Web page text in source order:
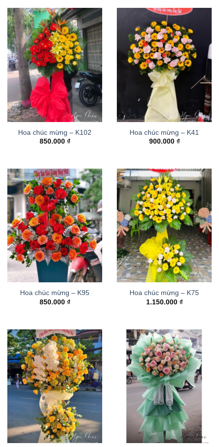
Hoa chúc mừng – K102
850.000 ₫
Hoa chúc mừng – K41
900.000 ₫
Hoa chúc mừng – K95
850.000 ₫
Hoa chúc mừng – K75
1.150.000 ₫